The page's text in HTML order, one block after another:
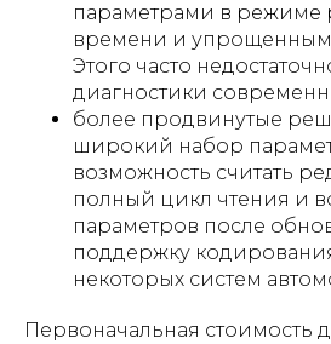
параметрами в режиме
времени и
Этого часто
диагностики
более продвинутые
широкий набор
возможность считать
полный цикл чтения и
параметров после
поддержку
некоторых систем
Первоначальная стоимость